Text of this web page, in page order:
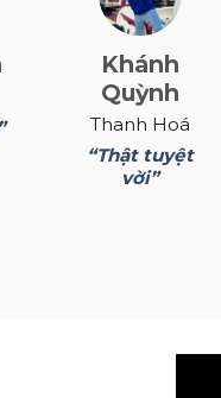
Khánh
Quỳnh
Thanh Hoá
“Thật tuyệt
vời”